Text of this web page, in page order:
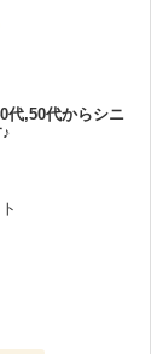
代,50代からシニ